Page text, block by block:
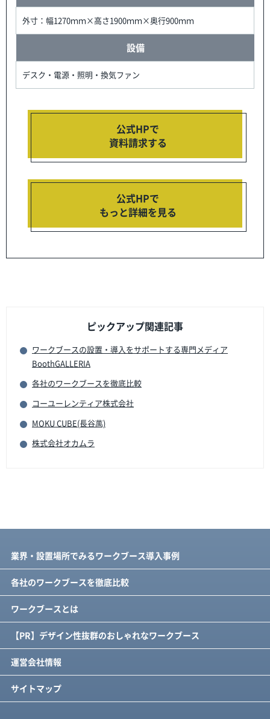
外寸：幅1270ｍｍ×高さ1900ｍｍ×奥行900ｍｍ
設備
デスク・電源・照明・換気ファン
公式HPで
資料請求する
公式HPで
もっと詳細を見る
ピックアップ関連記事
ワークブースの設置・導入をサポートする専門メディア
BoothGALLERIA
各社のワークブースを徹底比較
コーユーレンティア株式会社
MOKU CUBE(長谷萬)
株式会社オカムラ
業界・設置場所でみるワークブース導入事例
各社のワークブースを徹底比較
ワークブースとは
【PR】デザイン性抜群のおしゃれなワークブース
運営会社情報
サイトマップ